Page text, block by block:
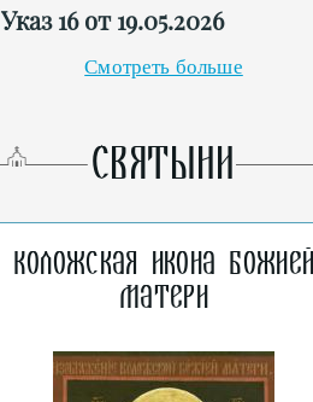
Указ 16 от 19.05.2026
Смотреть больше
СВЯТЫНИ
Коложская икона
Матери